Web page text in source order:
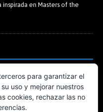
en Masters of the
para garantizar el
uso y mejorar nuestros
cookies, rechazar las no